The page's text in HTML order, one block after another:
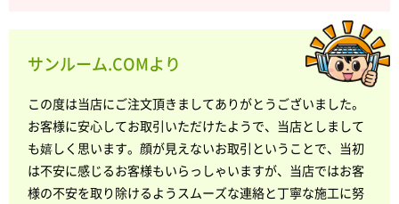
サンルーム.COMより
この度は当店にご注文頂きましてありがとうございました。
お客様に安心してお取引いただけたようで、当店としまして
も嬉しく思います。顔が見えないお取引ということで、当初
は不安に感じるお客様もいらっしゃいますが、当店ではお客
様の不安を取り除けるようスムーズな連絡と丁寧な施工に努